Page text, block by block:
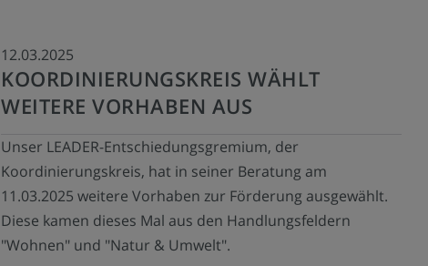
12.03.2025
KOORDINIERUNGSKREIS WÄHLT
WEITERE VORHABEN AUS
Unser LEADER-Entschiedungsgremium, der
Koordinierungskreis, hat in seiner Beratung am
11.03.2025 weitere Vorhaben zur Förderung ausgewählt.
Diese kamen dieses Mal aus den Handlungsfeldern
"Wohnen" und "Natur & Umwelt".